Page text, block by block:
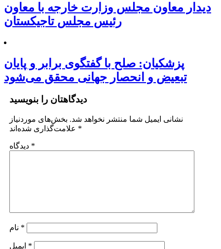
دیدار معاون مجلس وزارت خارجه با معاون
رئیس مجلس تاجیکستان
پزشکیان: صلح با گفتگوی برابر و پایان
تبعیض و انحصار جهانی محقق می‌شود
دیدگاهتان را بنویسید
نشانی ایمیل شما منتشر نخواهد شد. بخش‌های موردنیاز
*
دیدگاه *
*
*